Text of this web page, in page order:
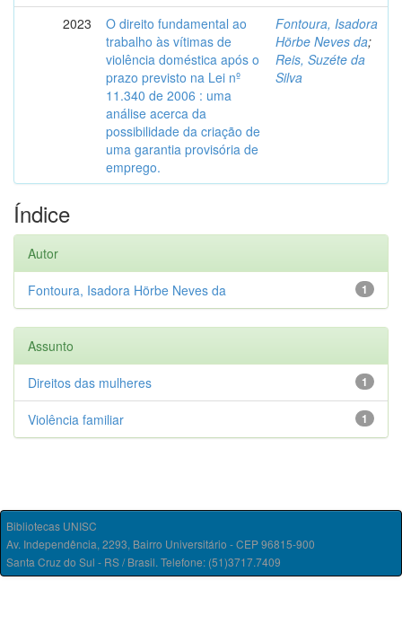
2023
O direito fundamental ao
trabalho às vítimas de
violência doméstica após o
prazo previsto na Lei nº
11.340 de 2006 : uma
análise acerca da
possibilidade da criação de
uma garantia provisória de
emprego.
Fontoura, Isadora
Hörbe Neves da;
Reis, Suzéte da
Silva
Índice
Autor
1
Fontoura, Isadora Hörbe Neves da
Assunto
1
Direitos das mulheres
1
Violência familiar
Bibliotecas UNISC
Av. Independência, 2293, Bairro Universitário - CEP 96815-900
Santa Cruz do Sul - RS / Brasil. Telefone: (51)3717.7409